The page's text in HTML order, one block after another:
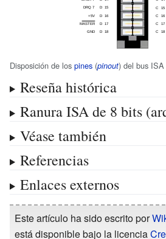
Disposición de los pines (pinout) del bus
Reseña histórica
Ranura ISA de 8 bits
Véase también
Referencias
Enlaces externos
Este artículo ha sido escrito por
está disponible bajo la licencia